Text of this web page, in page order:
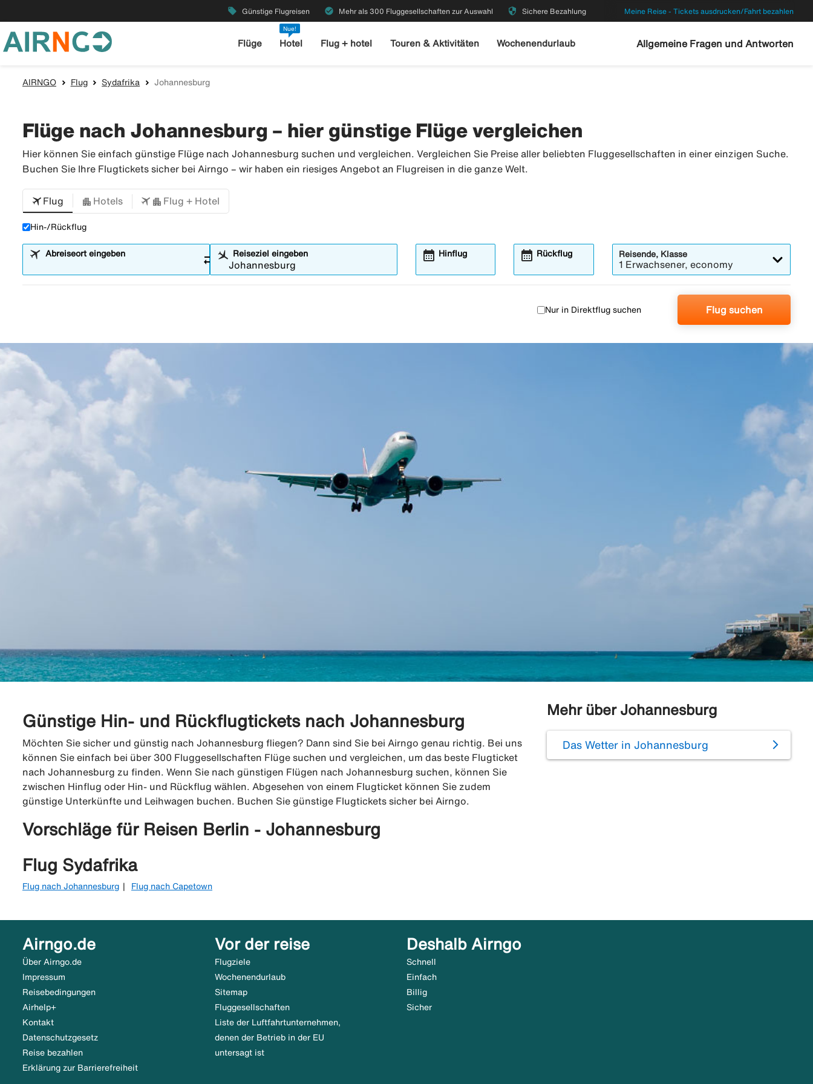
local_offer Günstige Flugreisen check_circle Mehr als 300 Fluggesellschaften zur Auswahl security Sichere Bezahlung Meine Reise - Tickets ausdrucken/Fahrt bezahlen
Flüge
Nue!
Hotel Flug + hotel Touren & Aktivitäten Wochenendurlaub Allgemeine Fragen und Antworten
AIRNGO Flug Sydafrika Johannesburg
Flüge nach Johannesburg – hier günstige Flüge vergleichen
Hier können Sie einfach günstige Flüge nach Johannesburg suchen und vergleichen. Vergleichen Sie Preise aller beliebten Fluggesellschaften in einer einzigen Suche.
Buchen Sie Ihre Flugtickets sicher bei Airngo – wir haben ein riesiges Angebot an Flugreisen in die ganze Welt.
Flug Hotels Flug + Hotel
Hin-/Rückflug
Abreiseort eingeben sync_alt Reiseziel eingeben Hinflug
calendar_month Rückflug
calendar_month Reisende, Klasse
1 Erwachsener, economy
Nur in Direktflug suchen Flug suchen
Günstige Hin- und Rückflugtickets nach Johannesburg
Möchten Sie sicher und günstig nach Johannesburg fliegen? Dann sind Sie bei Airngo genau richtig. Bei uns
können Sie einfach bei über 300 Fluggesellschaften Flüge suchen und vergleichen, um das beste Flugticket
nach Johannesburg zu finden. Wenn Sie nach günstigen Flügen nach Johannesburg suchen, können Sie
zwischen Hinflug oder Hin- und Rückflug wählen. Abgesehen von einem Flugticket können Sie zudem
günstige Unterkünfte und Leihwagen buchen. Buchen Sie günstige Flugtickets sicher bei Airngo.
Mehr über Johannesburg
Das Wetter in Johannesburg
Vorschläge für Reisen Berlin - Johannesburg
Flug Sydafrika
Flug nach Johannesburg Flug nach Capetown
Airngo.de
Über Airngo.de
Impressum
Reisebedingungen
Airhelp+
Kontakt
Datenschutzgesetz
Reise bezahlen
Erklärung zur Barrierefreiheit
Vor der reise
Flugziele
Wochenendurlaub
Sitemap
Fluggesellschaften
Liste der Luftfahrtunternehmen,
denen der Betrieb in der EU
untersagt ist
Deshalb Airngo
Schnell
Einfach
Billig
Sicher